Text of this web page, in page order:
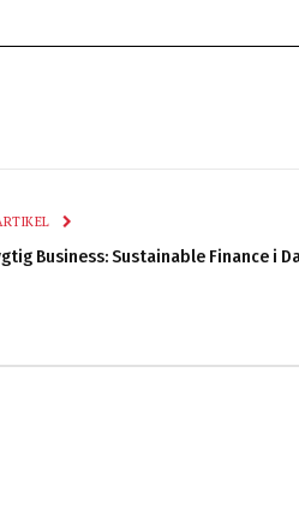
Business: Sustainable Finance i